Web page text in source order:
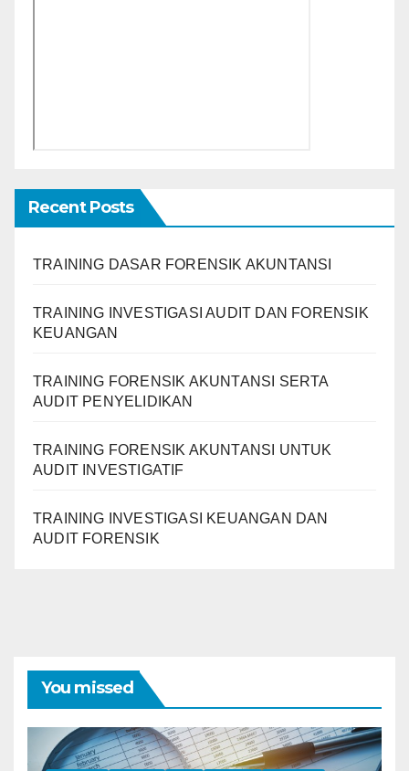
Recent Posts
TRAINING DASAR FORENSIK AKUNTANSI
TRAINING INVESTIGASI AUDIT DAN FORENSIK
KEUANGAN
TRAINING FORENSIK AKUNTANSI SERTA
AUDIT PENYELIDIKAN
TRAINING FORENSIK AKUNTANSI UNTUK
AUDIT INVESTIGATIF
TRAINING INVESTIGASI KEUANGAN DAN
AUDIT FORENSIK
You missed